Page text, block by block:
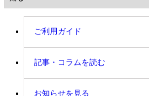
ご利用ガイド
記事・コラムを読む
お知らせを見る